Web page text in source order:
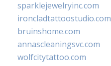
sparklejewelryinc.com
ironcladtattoostudio.com
bruinshome.com
annascleaningsvc.com
wolfcitytattoo.com